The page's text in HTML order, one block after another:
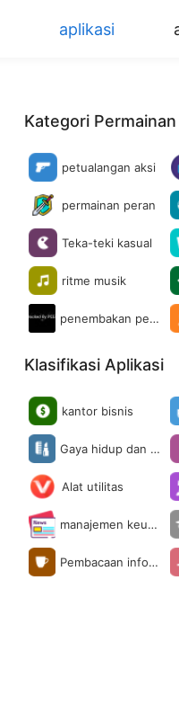
aplikasi
Kategori Permainan
petualangan aksi
permainan peran
Teka-teki kasual
ritme musik
penembakan pen
Klasifikasi Aplikasi
kantor bisnis
Gaya hidup dan hi
Alat utilitas
manajemen keuan
Pembacaan infor